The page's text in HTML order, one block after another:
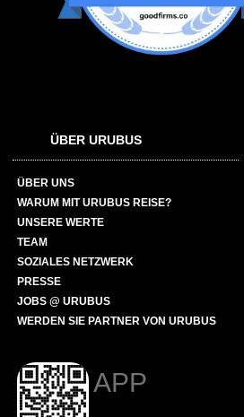
ÜBER URUBUS
ÜBER UNS
WARUM MIT URUBUS REISE?
UNSERE WERTE
TEAM
SOZIALES NETZWERK
PRESSE
JOBS @ URUBUS
WERDEN SIE PARTNER VON URUBUS
APP